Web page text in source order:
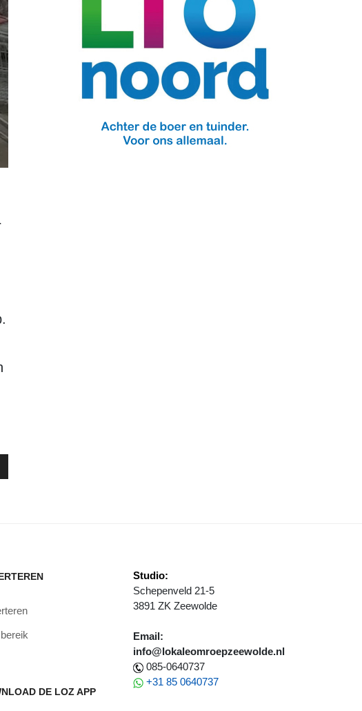
WINTERWORLD EIND 2023 TERUG OP AGENDA
DE LOZ APP
Studio:
Schepenveld 21-5
3891 ZK Zeewolde
Email:
info@lokaleomroepzeewolde.nl
085-0640737
+31 85 0640737